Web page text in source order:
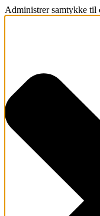
Administrer samtykke til